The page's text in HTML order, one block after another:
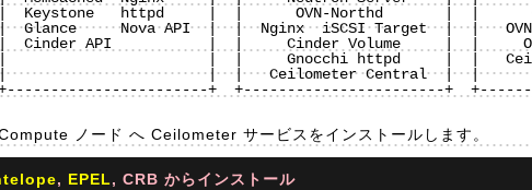
|  Keystone   httpd     |  |      OVN-Northd       |  |
|  Glance     Nova API  |  |  Nginx  iSCSI Target  |  |   OVN
|  Cinder API           |  |     Cinder Volume     |  |
|                       |  |     Gnocchi httpd     |  |
|                       |  |   Ceilometer Central  |  |
+  +-----------------------+
ノード へ Ceilometer サービスをインストールします。
, EPEL, CRB からインストール